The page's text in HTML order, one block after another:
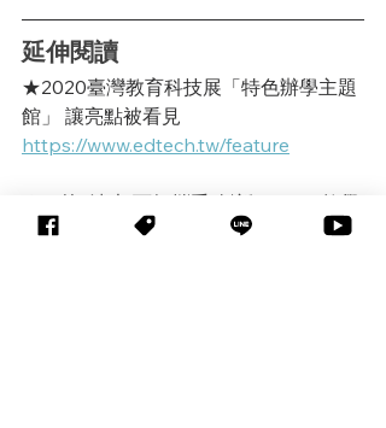
延伸閱讀
★2020臺灣教育科技展「特色辦學主題
館」 讓亮點被看見
https://www.edtech.tw/feature
15校x清大 百師攜手 創新STEAM教學
https://www.edtech.tw/post/1090811